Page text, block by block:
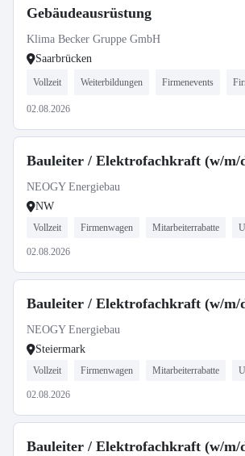
Gebäudeausrüstung
Klima Becker Gruppe GmbH
Saarbrücken
Vollzeit Weiterbildungen Firmenevents
02.08.2026
Bauleiter / Elektrofachkraft (w/m/
NEOGY Energiebau
NW
Vollzeit Firmenwagen Mitarbeiterrabatte
02.08.2026
Bauleiter / Elektrofachkraft (w/m/
NEOGY Energiebau
Steiermark
Vollzeit Firmenwagen Mitarbeiterrabatte
02.08.2026
Bauleiter / Elektrofachkraft (w/m/